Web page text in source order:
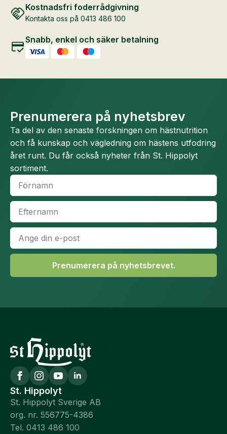
Kostnadsfri foderrådgivning
Kontakta oss på 0413 486 100
Snabb, enkel och säker betalning
Prenumerera på nyhetsbrev
Ta del av den senaste forskningen om hästnutrition
och få kunskap och vägledning om hästens utfodring
året runt. Du får också nyheter från St. Hippolyt
sortiment.
Namn
Efternamn
E-
post
*
Prenumerera på nyhetsbrevet.
St. Hippolyt
St. Hippolyt Sverige AB
org. nr. 556775-4386
Tel. 0413 486 100